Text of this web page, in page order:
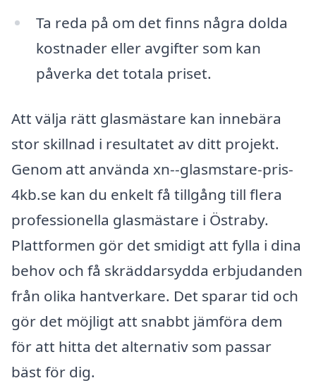
Ta reda på om det finns några dolda
kostnader eller avgifter som kan
påverka det totala priset.
Att välja rätt glasmästare kan innebära
stor skillnad i resultatet av ditt projekt.
Genom att använda xn--glasmstare-pris-
4kb.se kan du enkelt få tillgång till flera
professionella glasmästare i Östraby.
Plattformen gör det smidigt att fylla i dina
behov och få skräddarsydda erbjudanden
från olika hantverkare. Det sparar tid och
gör det möjligt att snabbt jämföra dem
för att hitta det alternativ som passar
bäst för dig.